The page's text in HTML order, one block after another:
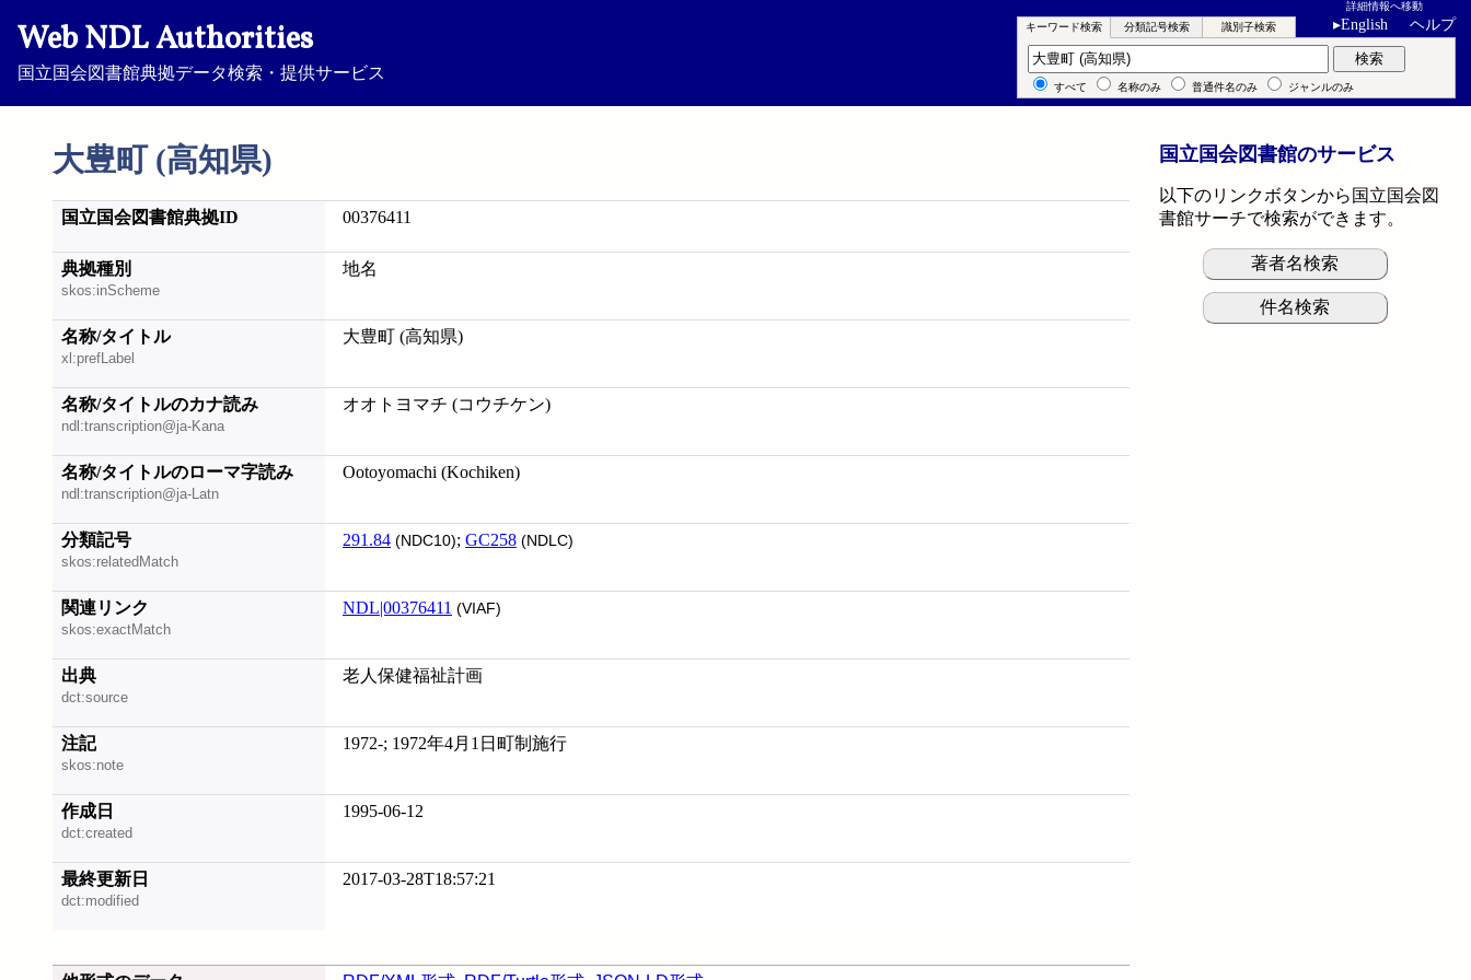
Web NDL Authorities
国立国会図書館典拠データ検索・提供サービス
詳細情報へ移動
▸English ヘルプ
大豊町 (高知県)
キーワード検索 分類記号検索 識別子検索
キーワード検索 検索
すべて 名称のみ 普通件名のみ ジャンルのみ
国立国会図書館典拠ID 00376411
典拠種別
skos:inScheme
地名
名称/タイトル
xl:prefLabel
大豊町 (高知県)
名称/タイトルのカナ読み
ndl:transcription@ja-Kana
オオトヨマチ (コウチケン)
名称/タイトルのローマ字読み
ndl:transcription@ja-Latn
Ootoyomachi (Kochiken)
分類記号
skos:relatedMatch
291.84 (NDC10); GC258 (NDLC)
関連リンク
skos:exactMatch
NDL|00376411 (VIAF)
出典
dct:source
老人保健福祉計画
注記
skos:note
1972-; 1972年4月1日町制施行
作成日
dct:created
1995-06-12
最終更新日
dct:modified
2017-03-28T18:57:21
国立国会図書館のサービス
以下のリンクボタンから国立国会図
書館サーチで検索ができます。
著者名検索
件名検索